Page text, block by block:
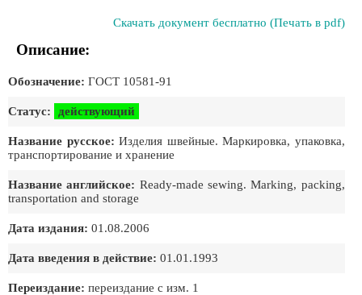
Скачать документ бесплатно (Печать в pdf)
Описание:
Обозначение: ГОСТ 10581-91
Статус: действующий
Название русское: Изделия швейные. Маркировка, упаковка,
транспортирование и хранение
Название английское: Ready-made sewing. Marking, packing,
transportation and storage
Дата издания: 01.08.2006
Дата введения в действие: 01.01.1993
Переиздание: переиздание с изм. 1